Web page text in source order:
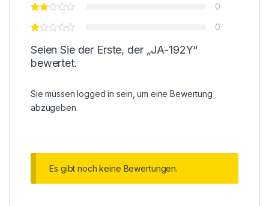
0
0
Seien Sie der Erste, der „JA-192Y“
bewertet.
Sie müssenlogged in sein, um eine Bewertung
abzugeben.
Es gibt noch keine Bewertungen.